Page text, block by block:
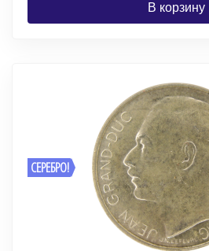
В корзину
СЕРЕБРО!